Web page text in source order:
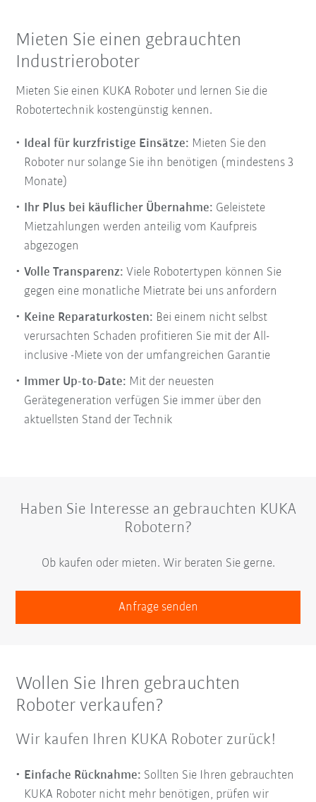
Mieten Sie einen gebrauchten
Industrieroboter
Mieten Sie einen KUKA Roboter und lernen Sie die
Robotertechnik kostengünstig kennen.
Ideal für kurzfristige Einsätze: Mieten Sie den
Roboter nur solange Sie ihn benötigen (mindestens 3
Monate)
Ihr Plus bei käuflicher Übernahme: Geleistete
Mietzahlungen werden anteilig vom Kaufpreis
abgezogen
Volle Transparenz: Viele Robotertypen können Sie
gegen eine monatliche Mietrate bei uns anfordern
Keine Reparaturkosten: Bei einem nicht selbst
verursachten Schaden profitieren Sie mit der All-
inclusive -Miete von der umfangreichen Garantie
Immer Up-to-Date: Mit der neuesten
Gerätegeneration verfügen Sie immer über den
aktuellsten Stand der Technik
Haben Sie Interesse an gebrauchten KUKA
Robotern?
Ob kaufen oder mieten. Wir beraten Sie gerne.
Anfrage senden
Wollen Sie Ihren gebrauchten
Roboter verkaufen?
Wir kaufen Ihren KUKA Roboter zurück!
Einfache Rücknahme: Sollten Sie Ihren gebrauchten
KUKA Roboter nicht mehr benötigen, prüfen wir